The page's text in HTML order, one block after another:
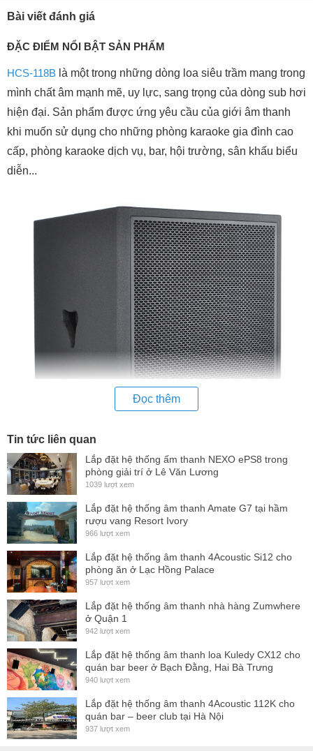
Bài viết đánh giá
ĐẶC ĐIỂM NỔI BẬT SẢN PHẨM
HCS-118B là một trong những dòng loa siêu trầm mang trong
mình chất âm mạnh mẽ, uy lực, sang trọng của dòng sub hơi
hiện đại. Sản phẩm được ứng yêu cầu của giới âm thanh
khi muốn sử dụng cho những phòng karaoke gia đình cao
cấp, phòng karaoke dịch vụ, bar, hội trường, sân khấu biểu
diễn...
Đặc điểm nổi bật của loa 4Acoustic HCS-118B
+ 1 Loa bass kích thước 50cm,công suất 1000W đáp ứng
âm thanh mạnh mẽ.
+ Âm trầm uy lực
+ Độ phủ âm rộng
+ Là dòng sub hơi cho hiệu ứng âm thanh sống động
Đánh giá thiết kế loa 4Acoustic HCS-118B
Loa 4Acoustic HCS-118B được thiết kế bass mặt nên chất
lượng âm thanh đến tai người nghe sẽ được rõ ràng và
mạnh mẽ nhất. Loa có ngoại hình bắt mắt với kích thước
695(rộng) x 570 (cao) x 600 (sâu) mm.
Thùng loa được làm từ chất liệu gỗ bạch dương cao cấp,
Đọc thêm
Tin tức liên quan
Lắp đặt hệ thống ấm thanh NEXO ePS8 trong
phòng giải trí ở Lê Văn Lương
1039 lượt xem
Lắp đặt hệ thống âm thanh Amate G7 tại hầm
rượu vang Resort Ivory
966 lượt xem
Lắp đặt hệ thống âm thanh 4Acoustic Si12 cho
phòng ăn ở Lạc Hồng Palace
957 lượt xem
Lắp đặt hệ thống âm thanh nhà hàng Zumwhere
ở Quận 1
942 lượt xem
Lắp đặt hệ thống âm thanh loa Kuledy CX12 cho
quán bar beer ở Bạch Đằng, Hai Bà Trưng
940 lượt xem
Lắp đặt hệ thống âm thanh 4Acoustic 112K cho
quán bar – beer club tại Hà Nội
937 lượt xem